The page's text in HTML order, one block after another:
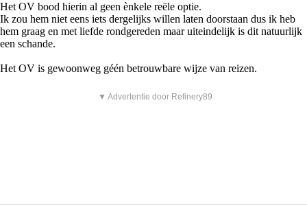
Het OV bood hierin al geen ènkele reële optie.
Ik zou hem niet eens iets dergelijks willen laten doorstaan dus ik heb
hem graag en met liefde rondgereden maar uiteindelijk is dit natuurlijk
een schande.
Het OV is gewoonweg géén betrouwbare wijze van reizen.
▼ Advertentie door Refinery89